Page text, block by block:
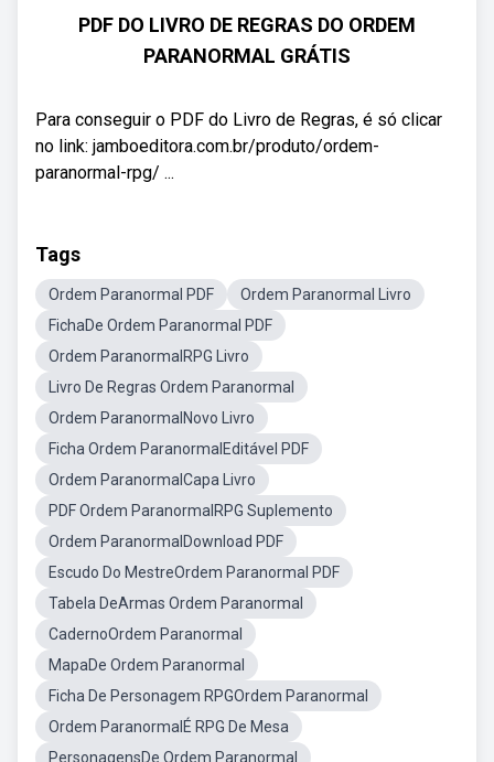
PDF DO LIVRO DE REGRAS DO ORDEM
PARANORMAL GRÁTIS
Para conseguir o PDF do Livro de Regras, é só clicar
no link: jamboeditora.com.br/produto/ordem-
paranormal-rpg/ ...
Tags
Ordem Paranormal PDF
Ordem Paranormal Livro
FichaDe Ordem Paranormal PDF
Ordem ParanormalRPG Livro
Livro De Regras Ordem Paranormal
Ordem ParanormalNovo Livro
Ficha Ordem ParanormalEditável PDF
Ordem ParanormalCapa Livro
PDF Ordem ParanormalRPG Suplemento
Ordem ParanormalDownload PDF
Escudo Do MestreOrdem Paranormal PDF
Tabela DeArmas Ordem Paranormal
CadernoOrdem Paranormal
MapaDe Ordem Paranormal
Ficha De Personagem RPGOrdem Paranormal
Ordem ParanormalÉ RPG De Mesa
PersonagensDe Ordem Paranormal